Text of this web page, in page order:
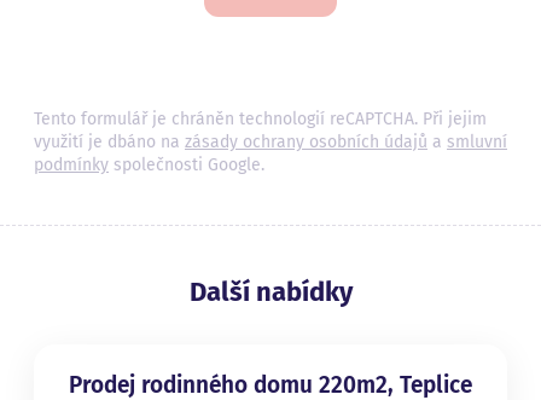
Tento formulář je chráněn technologií reCAPTCHA. Při jejim
využití je dbáno na zásady ochrany osobních údajů a smluvní
podmínky společnosti Google.
Další nabídky
Prodej rodinného domu 220m2, Teplice